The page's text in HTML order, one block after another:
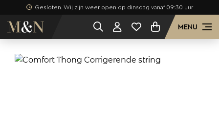
Gesloten. Wij zijn weer open op dinsdag vanaf 09:30 uur
MENU